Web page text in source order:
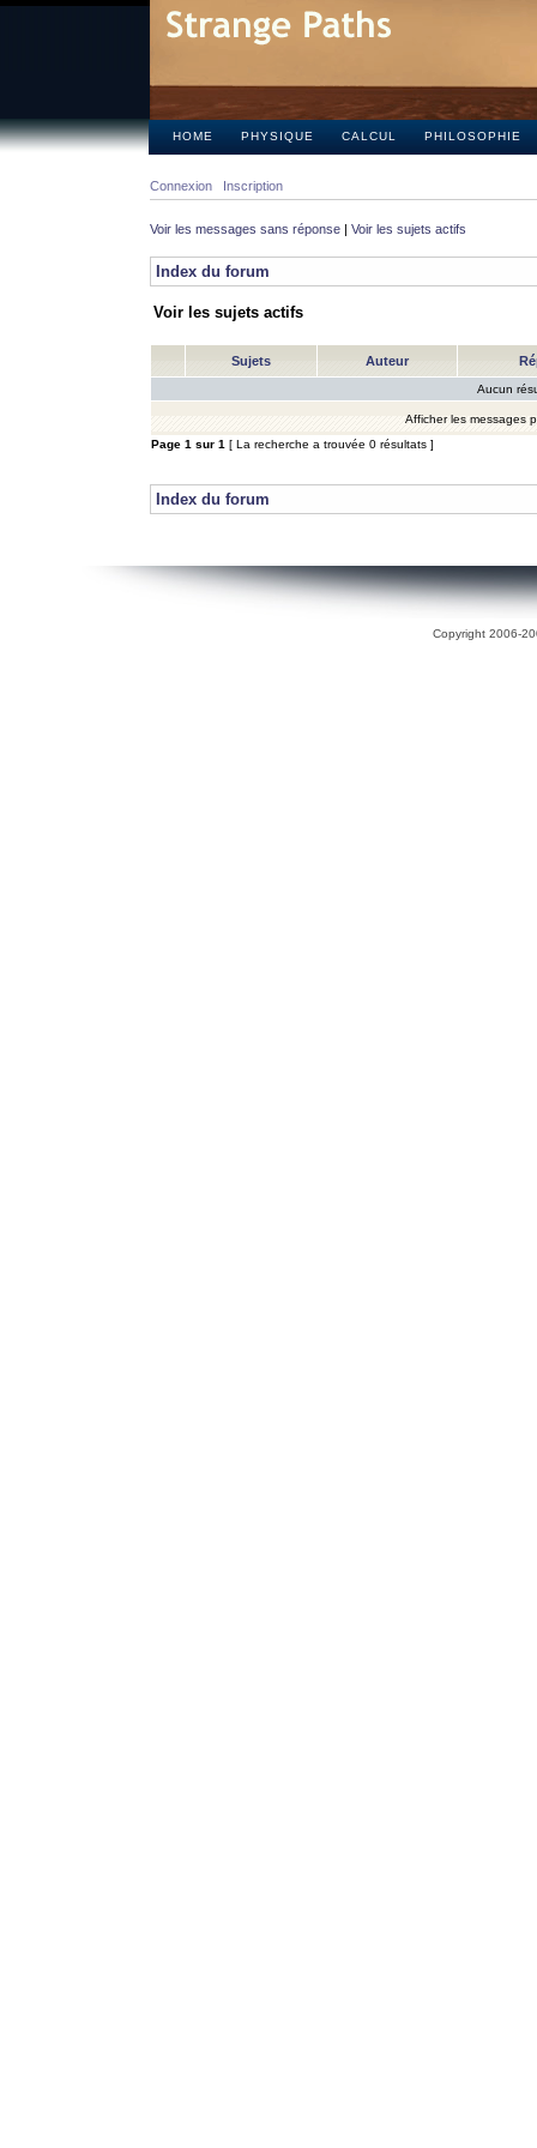
HOME PHYSIQUE CALCUL PHILOSOPHIE
Connexion Inscription
Voir les messages sans réponse | Voir les sujets actifs
Index du forum
Voir les sujets actifs
Sujets Auteur
Aucun
Afficher les messages
Page 1 sur 1 [ La recherche a trouvée 0 résultats ]
Index du forum
Copyright 2006-